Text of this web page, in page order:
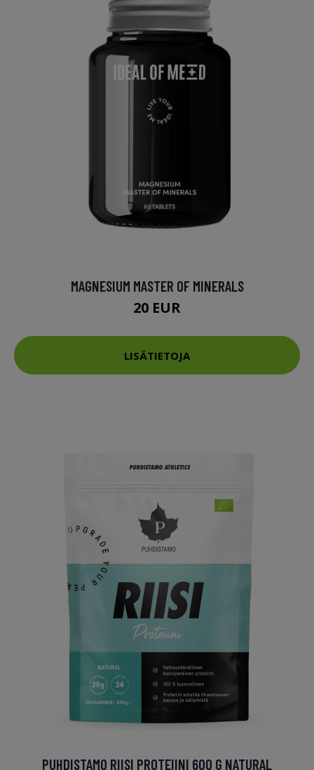
MAGNESIUM MASTER OF MINERALS
20 EUR
LISÄTIETOJA
PUHDISTAMO RIISI PROTEIINI 600 G NATURAL